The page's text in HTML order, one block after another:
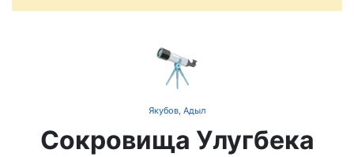
🔭
Якубов, Адыл
Сокровища Улугбека